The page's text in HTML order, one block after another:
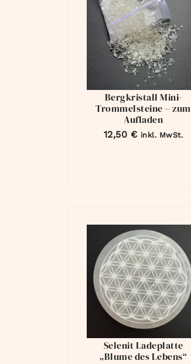
Bergkristall Mini-
Trommelsteine – zum
Aufladen
12,50 € inkl. MwSt.
Selenit Ladeplatte
„Blume des Lebens“